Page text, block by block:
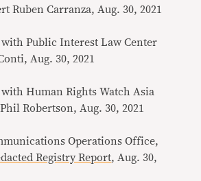
Ruben Carranza, Aug. 30, 2021
Public Interest Law Center
Aug. 30, 2021
Human Rights Watch Asia
Robertson, Aug. 30, 2021
Operations Office,
Registry Report, Aug. 30,